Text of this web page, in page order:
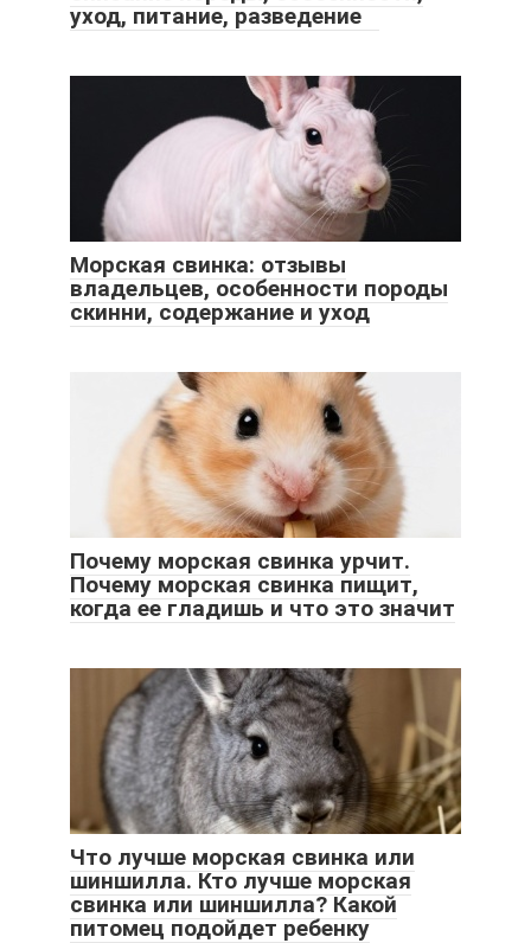
уход, питание, разведение
Морская свинка: отзывы
владельцев, особенности породы
скинни, содержание и уход
Почему морская свинка урчит.
Почему морская свинка пищит,
когда ее гладишь и что это значит
Что лучше морская свинка или
шиншилла. Кто лучше морская
свинка или шиншилла? Какой
питомец подойдет ребенку